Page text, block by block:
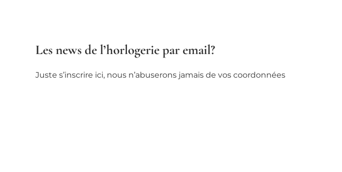
Les news de l’horlogerie par email?
Juste s’inscrire ici, nous n’abuserons jamais de vos coordonnées